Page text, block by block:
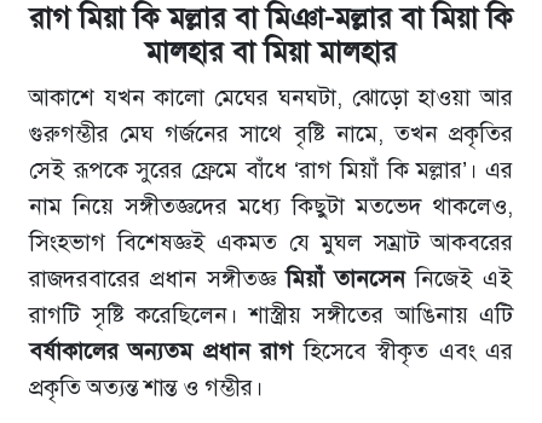
রাগ মিয়া কি মল্লার বা মিঞা-মল্লার বা মিয়া কি
মালহার বা মিয়া মালহার
আকাশে যখন কালো মেঘের ঘনঘটা, ঝোড়ো হাওয়া আর
গুরুগম্ভীর মেঘ গর্জনের সাথে বৃষ্টি নামে, তখন প্রকৃতির
সেই রূপকে সুরের ফ্রেমে বাঁধে ‘রাগ মিয়াঁ কি মল্লার’। এর
নাম নিয়ে সঙ্গীতজ্ঞদের মধ্যে কিছুটা মতভেদ থাকলেও,
সিংহভাগ বিশেষজ্ঞই একমত যে মুঘল সম্রাট আকবরের
রাজদরবারের প্রধান সঙ্গীতজ্ঞমিয়াঁ তানসেননিজেই এই
রাগটি সৃষ্টি করেছিলেন। শাস্ত্রীয় সঙ্গীতের আঙিনায় এটি
বর্ষাকালের অন্যতম প্রধান রাগহিসেবে স্বীকৃত এবং এর
প্রকৃতি অত্যন্ত শান্ত ও গম্ভীর।